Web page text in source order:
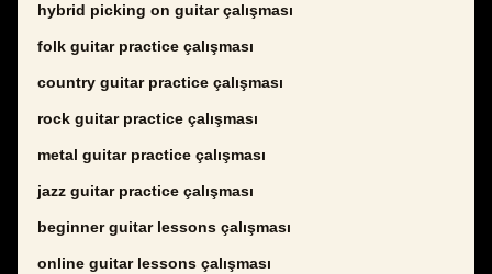
hybrid picking on guitar çalışması
folk guitar practice çalışması
country guitar practice çalışması
rock guitar practice çalışması
metal guitar practice çalışması
jazz guitar practice çalışması
beginner guitar lessons çalışması
online guitar lessons çalışması